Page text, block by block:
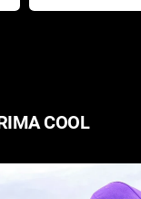
přichází s
COOL